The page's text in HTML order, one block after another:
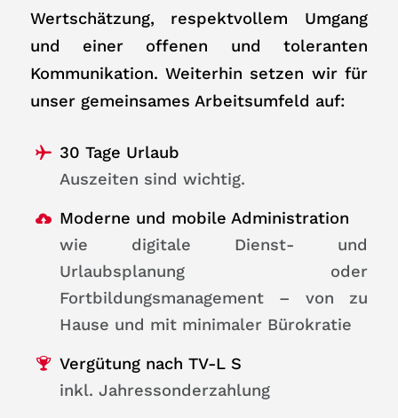
Wertschätzung, respektvollem Umgang
und einer offenen und toleranten
Kommunikation. Weiterhin setzen wir für
unser gemeinsames Arbeitsumfeld auf:
30 Tage Urlaub
Auszeiten sind wichtig.
Moderne und mobile Administration
wie digitale Dienst- und
Urlaubsplanung oder
Fortbildungsmanagement – von zu
Hause und mit minimaler Bürokratie
Vergütung nach TV-L S
inkl. Jahressonderzahlung